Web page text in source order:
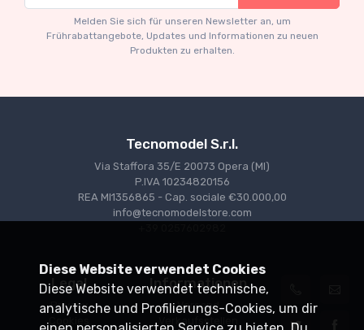
€227.05 €239.00
Melden Sie sich für unseren Newsletter an, um
Frührabattangebote, Updates und Informationen zu neuen
Produkten zu erhalten.
Tecnomodel S.r.l.
Via Staffora 35/E 20073 Opera (MI)
P.IVA 10234820156
REA MI1356865 - Cap. sociale €30.000,00
info@tecnomodelstore.com
Legal
Privacy
Cookies
Informationen
Versand
Verkaufsstellen
Diese Website verwendet Cookies
Diese Website verwendet technische,
analytische und Profilierungs-Cookies, um dir